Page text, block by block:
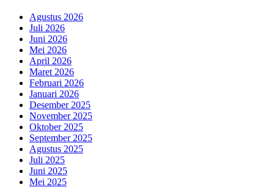
Agustus 2026
Juli 2026
Juni 2026
Mei 2026
April 2026
Maret 2026
Februari 2026
Januari 2026
Desember 2025
November 2025
Oktober 2025
September 2025
Agustus 2025
Juli 2025
Juni 2025
Mei 2025